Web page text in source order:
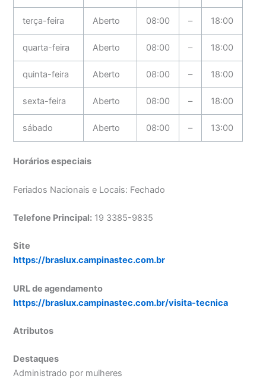
terça-feira Aberto 08:00 – 18:00
quarta-feira Aberto 08:00 – 18:00
quinta-feira Aberto 08:00 – 18:00
sexta-feira Aberto 08:00 – 18:00
sábado Aberto 08:00 – 13:00
Horários especiais
Feriados Nacionais e Locais: Fechado
Telefone Principal: 19 3385-9835
Site
https://braslux.campinastec.com.br
URL de agendamento
https://braslux.campinastec.com.br/visita-tecnica
Atributos
Destaques
Administrado por mulheres